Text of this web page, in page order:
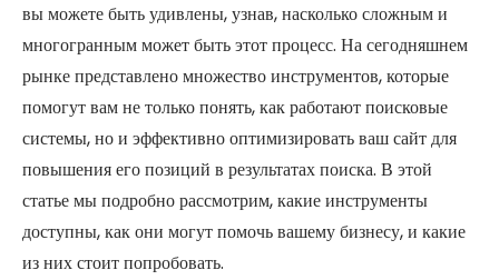
вы можете быть удивлены, узнав, насколько сложным и
многогранным может быть этот процесс. На сегодняшнем
рынке представлено множество инструментов, которые
помогут вам не только понять, как работают поисковые
системы, но и эффективно оптимизировать ваш сайт для
повышения его позиций в результатах поиска. В этой
статье мы подробно рассмотрим, какие инструменты
доступны, как они могут помочь вашему бизнесу, и какие
из них стоит попробовать.